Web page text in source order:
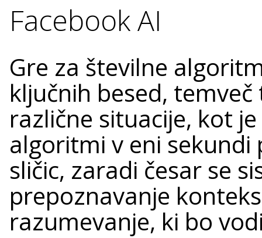
Facebook AI
Gre za številne
ključnih besed,
različne situacije, kot
algoritmi v eni
sličic, zaradi česar se
prepoznavanje
razumevanje, ki bo